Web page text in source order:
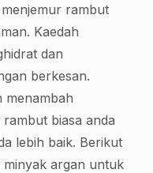
rambut
Kaedah
dan
berkesan.
menambah
biasa anda
lebih baik. Berikut
argan untuk